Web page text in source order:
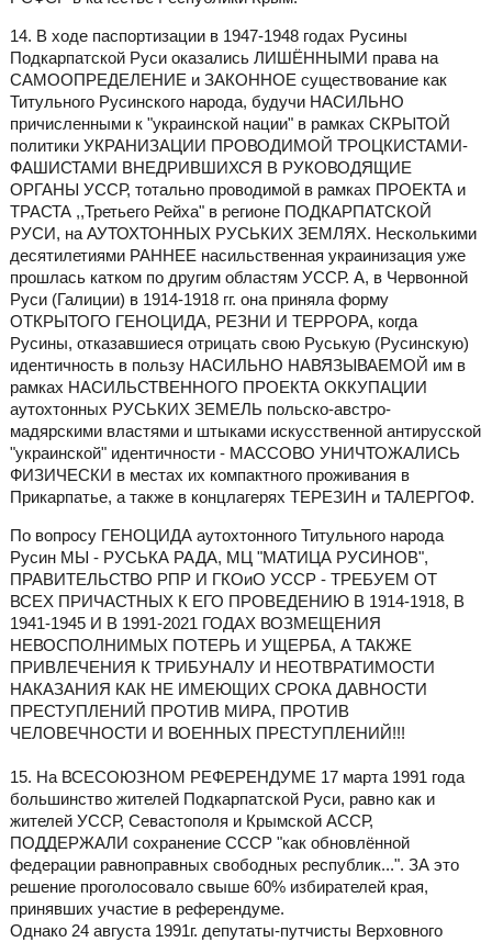
14. В ходе паспортизации в 1947-1948 годах Русины
Подкарпатской Руси оказались ЛИШЁННЫМИ права на
САМООПРЕДЕЛЕНИЕ и ЗАКОННОЕ существование как
Титульного Русинского народа, будучи НАСИЛЬНО
причисленными к "украинской нации" в рамках СКРЫТОЙ
политики УКРАНИЗАЦИИ ПРОВОДИМОЙ ТРОЦКИСТАМИ-
ФАШИСТАМИ ВНЕДРИВШИХСЯ В РУКОВОДЯЩИЕ
ОРГАНЫ УССР, тотально проводимой в рамках ПРОЕКТА и
ТРАСТА ,,Третьего Рейха" в регионе ПОДКАРПАТСКОЙ
РУСИ, на АУТОХТОННЫХ РУСЬКИХ ЗЕМЛЯХ. Несколькими
десятилетиями РАННЕЕ насильственная украинизация уже
прошлась катком по другим областям УССР. А, в Червонной
Руси (Галиции) в 1914-1918 гг. она приняла форму
ОТКРЫТОГО ГЕНОЦИДА, РЕЗНИ И ТЕРРОРА, когда
Русины, отказавшиеся отрицать свою Руськую (Русинскую)
идентичность в пользу НАСИЛЬНО НАВЯЗЫВАЕМОЙ им в
рамках НАСИЛЬСТВЕННОГО ПРОЕКТА ОККУПАЦИИ
аутохтонных РУСЬКИХ ЗЕМЕЛЬ польско-австро-
мадярскими властями и штыками искусственной антирусской
"украинской" идентичности - МАССОВО УНИЧТОЖАЛИСЬ
ФИЗИЧЕСКИ в местах их компактного проживания в
Прикарпатье, а также в концлагерях ТЕРЕЗИН и ТАЛЕРГОФ.
По вопросу ГЕНОЦИДА аутохтонного Титульного народа
Русин МЫ - РУСЬКА РАДА, МЦ "МАТИЦА РУСИНОВ",
ПРАВИТЕЛЬСТВО РПР И ГКОиО УССР - ТРЕБУЕМ ОТ
ВСЕХ ПРИЧАСТНЫХ К ЕГО ПРОВЕДЕНИЮ В 1914-1918, В
1941-1945 И В 1991-2021 ГОДАХ ВОЗМЕЩЕНИЯ
НЕВОСПОЛНИМЫХ ПОТЕРЬ И УЩЕРБА, А ТАКЖЕ
ПРИВЛЕЧЕНИЯ К ТРИБУНАЛУ И НЕОТВРАТИМОСТИ
НАКАЗАНИЯ КАК НЕ ИМЕЮЩИХ СРОКА ДАВНОСТИ
ПРЕСТУПЛЕНИЙ ПРОТИВ МИРА, ПРОТИВ
ЧЕЛОВЕЧНОСТИ И ВОЕННЫХ ПРЕСТУПЛЕНИЙ!!!
15. На ВСЕСОЮЗНОМ РЕФЕРЕНДУМЕ 17 марта 1991 года
большинство жителей Подкарпатской Руси, равно как и
жителей УССР, Севастополя и Крымской АССР,
ПОДДЕРЖАЛИ сохранение СССР "как обновлённой
федерации равноправных свободных республик...". ЗА это
решение проголосовало свыше 60% избирателей края,
принявших участие в референдуме.
Однако 24 августа 1991г. депутаты-путчисты Верховного